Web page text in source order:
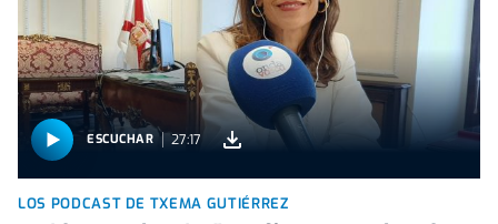
ESCUCHAR 27:17
LOS PODCAST DE TXEMA GUTIÉRREZ